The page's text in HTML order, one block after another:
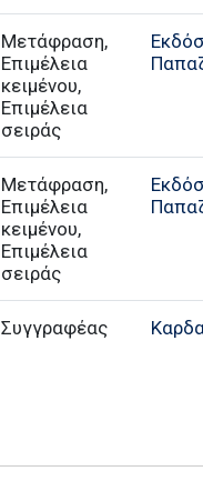
Μετάφραση,
Επιμέλεια
κειμένου,
Επιμέλεια
σειράς
Μετάφραση,
Επιμέλεια
κειμένου,
Επιμέλεια
σειράς
Συγγραφέας